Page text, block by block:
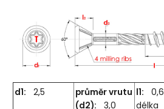
d1: 2,5
průměr vrutu
(d2): 3,0
l1:
délka